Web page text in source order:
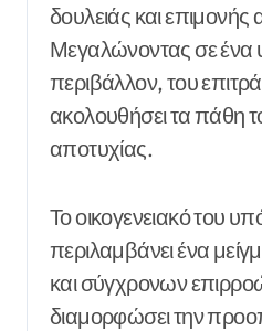
δουλειάς και επιμονής
Μεγαλώνοντας σε ένα
περιβάλλον, του
ακολουθήσει τα πάθη
αποτυχίας.
Το οικογενειακό του
περιλαμβάνει ένα
και σύγχρονων
διαμορφώσει την